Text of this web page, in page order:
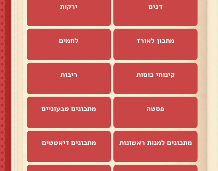
דגים ירקות
מתכון לאורז לחמים
קינוחי כוסות ריבות
פסטה מתכונים טבעוניים
מתכונים למנות ראשונות מתכונים דיאטטים